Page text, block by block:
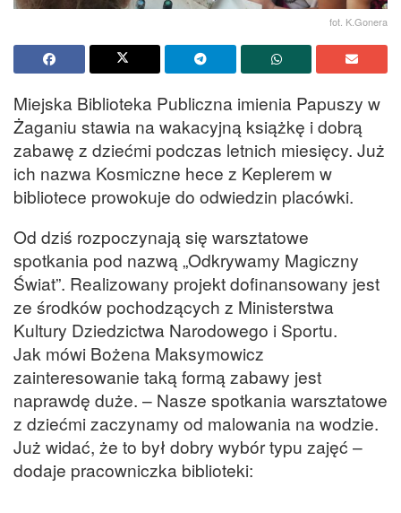
fot. K.Gonera
Miejska Biblioteka Publiczna imienia Papuszy w
Żaganiu stawia na wakacyjną książkę i dobrą
zabawę z dziećmi podczas letnich miesięcy. Już
ich nazwa Kosmiczne hece z Keplerem w
bibliotece prowokuje do odwiedzin placówki.
Od dziś rozpoczynają się warsztatowe
spotkania pod nazwą „Odkrywamy Magiczny
Świat”. Realizowany projekt dofinansowany jest
ze środków pochodzących z Ministerstwa
Kultury Dziedzictwa Narodowego i Sportu.
Jak mówi Bożena Maksymowicz
zainteresowanie taką formą zabawy jest
naprawdę duże. – Nasze spotkania warsztatowe
z dziećmi zaczynamy od malowania na wodzie.
Już widać, że to był dobry wybór typu zajęć –
dodaje pracowniczka biblioteki: